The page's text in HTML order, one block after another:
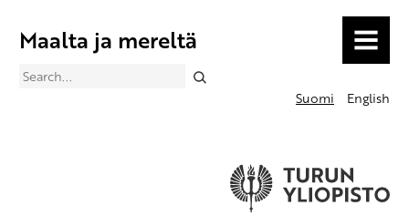
Maalta ja mereltä MENU
Search
Suomi
English